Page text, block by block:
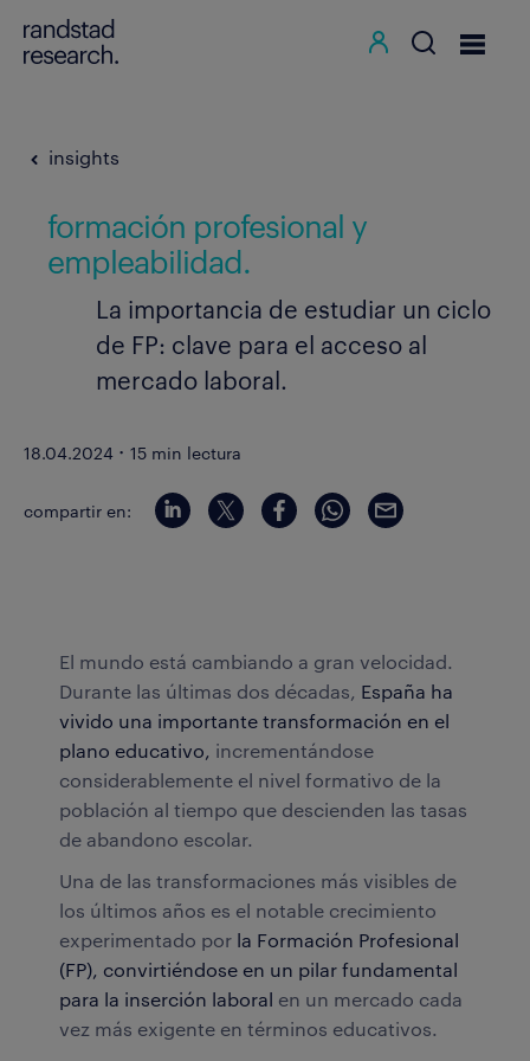
insights
formación profesional y
empleabilidad.
La importancia de estudiar un ciclo
de FP: clave para el acceso al
mercado laboral.
18.04.2024 · 15 min lectura
compartir en:
El mundo está cambiando a gran velocidad.
Durante las últimas dos décadas, España ha
vivido una importante transformación en el
plano educativo, incrementándose
considerablemente el nivel formativo de la
población al tiempo que descienden las tasas
de abandono escolar.
Una de las transformaciones más visibles de
los últimos años es el notable crecimiento
experimentado por la Formación Profesional
(FP), convirtiéndose en un pilar fundamental
para la inserción laboral en un mercado cada
vez más exigente en términos educativos.